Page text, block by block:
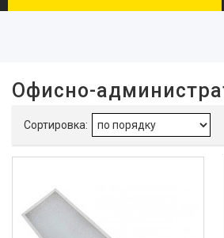
Каталог
Световые Технологии
ФАРЛАЙТ
Офисно-